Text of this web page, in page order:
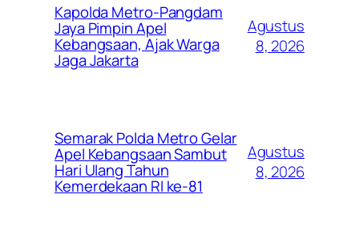
Kapolda Metro-Pangdam
Jaya Pimpin Apel
Kebangsaan, Ajak Warga
Jaga Jakarta
Agustus
8, 2026
Semarak Polda Metro Gelar
Apel Kebangsaan Sambut
Hari Ulang Tahun
Kemerdekaan RI ke-81
Agustus
8, 2026